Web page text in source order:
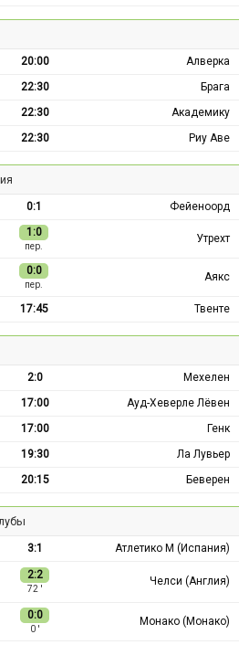
20:00
Алверка
22:30
Брага
22:30
Академику
22:30 Риу Аве
0:1 Фейеноорд
1:0
пер.
Утрехт
0:0
пер.
Аякс
17:45 Твенте
2:0
Мехелен
17:00
Ауд-Хеверле Лёвен
17:00
Генк
19:30
Ла Лувьер
20:15 Беверен
3:1
Атлетико М (Испания)
2:2
72 ′
Челси (Англия)
0:0
0 ′
Монако (Монако)